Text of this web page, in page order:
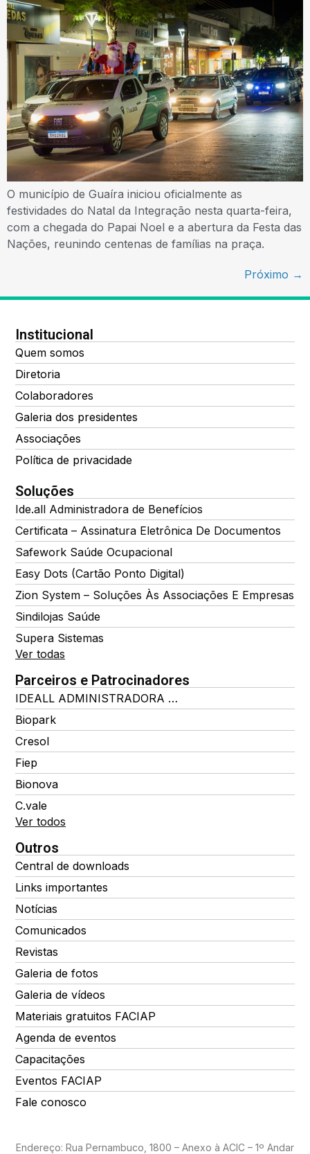
O município de Guaíra iniciou oficialmente as
festividades do Natal da Integração nesta quarta-feira,
com a chegada do Papai Noel e a abertura da Festa das
Nações, reunindo centenas de famílias na praça.
Próximo →
Institucional
Quem somos
Diretoria
Colaboradores
Galeria dos presidentes
Associações
Política de privacidade
Soluções
Ide.all Administradora de Benefícios
Certificata – Assinatura Eletrônica De Documentos
Safework Saúde Ocupacional
Easy Dots (Cartão Ponto Digital)
Zion System – Soluções Às Associações E Empresas
Sindilojas Saúde
Supera Sistemas
Ver todas
Parceiros e Patrocinadores
IDEALL ADMINISTRADORA DE BENEFÍCIOS
Biopark
Cresol
Fiep
Bionova
C.vale
Ver todos
Outros
Central de downloads
Links importantes
Notícias
Comunicados
Revistas
Galeria de fotos
Galeria de vídeos
Materiais gratuitos FACIAP
Agenda de eventos
Capacitações
Eventos FACIAP
Fale conosco
Endereço: Rua Pernambuco, 1800 – Anexo à ACIC – 1º Andar